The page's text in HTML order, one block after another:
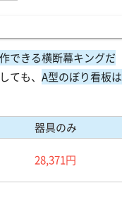
できる横断幕キングだ
ても、 A型のぼり看板は
器具のみ
28,371円